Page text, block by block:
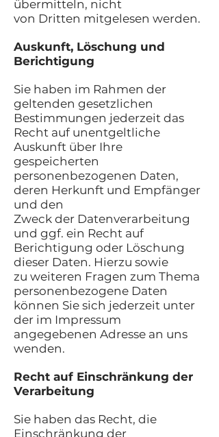
übermitteln, nicht
von Dritten mitgelesen werden.
Auskunft, Löschung und
Berichtigung
Sie haben im Rahmen der
geltenden gesetzlichen
Bestimmungen jederzeit das
Recht auf unentgeltliche
Auskunft über Ihre
gespeicherten
personenbezogenen Daten,
deren Herkunft und Empfänger
und den
Zweck der Datenverarbeitung
und ggf. ein Recht auf
Berichtigung oder Löschung
dieser Daten. Hierzu sowie
zu weiteren Fragen zum Thema
personenbezogene Daten
können Sie sich jederzeit unter
der im Impressum
angegebenen Adresse an uns
wenden.
Recht auf Einschränkung der
Verarbeitung
Sie haben das Recht, die
Einschränkung der